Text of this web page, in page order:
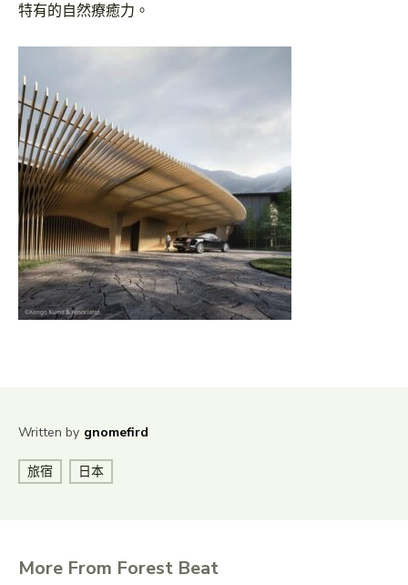
特有的自然療癒力。
Written by gnomefird
旅宿 日本
More From Forest Beat